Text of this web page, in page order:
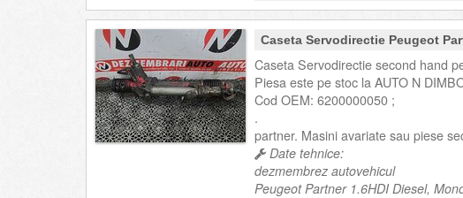
Caseta Servodirectie Peugeot
Caseta Servodirectie second hand
Piesa este pe stoc la AUTO N
Cod OEM: 6200000050 ;
.
partner. Masini avariate sau piese
Date tehnice:
dezmembrez autovehicul
Peugeot Partner 1.6HDI Diesel,